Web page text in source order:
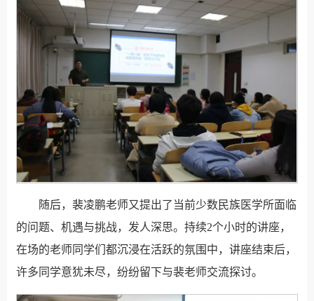
随后，裴凌鹏老师又提出了当前少数民族医学所面临
的问题、机遇与挑战，发人深思。持续2个小时的讲座，
在场的老师同学们都沉浸在活跃的氛围中，讲座结束后，
许多同学意犹未尽，纷纷留下与裴老师交流探讨。